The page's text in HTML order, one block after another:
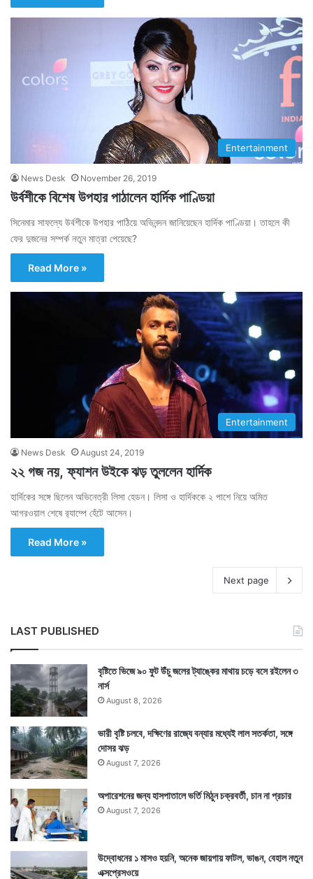
Entertainment
News Desk November 26, 2019
উর্বশীকে বিশেষ উপহার পাঠালেন হার্দিক পাণ্ডিয়া
সিনেমার সাফল্যে উর্বশীকে উপহার পাঠিয়ে অভিনন্দন জানিয়েছেন হার্দিক পাণ্ডিয়া। তাহলে কী
ফের দুজনের সম্পর্ক নতুন মাত্রা পেয়েছে?
Read More »
Entertainment
News Desk August 24, 2019
২২ গজ নয়, ফ্যাশন উইকে ঝড় তুললেন হার্দিক
হার্দিকের সঙ্গে ছিলেন অভিনেত্রী লিসা হেডন। লিসা ও হার্দিককে ২ পাশে নিয়ে অমিত
আগরওয়াল শেষে ব়্যাম্পে হেঁটে আসেন।
Read More »
Next page
LAST PUBLISHED
বৃষ্টিতে ভিজে ৯০ ফুট উঁচু জলের ট্যাঙ্কের মাথায় চড়ে বসে রইলেন ৩
নার্স
August 8, 2026
ভারী বৃষ্টি চলবে, দক্ষিণের রাজ্যে বন্যার মধ্যেই লাল সতর্কতা, সঙ্গে
দোসর ঝড়
August 7, 2026
অপারেশনের জন্য হাসপাতালে ভর্তি মিঠুন চক্রবর্তী, চান না প্রচার
August 7, 2026
উদ্বোধনের ১ মাসও হয়নি, অনেক জায়গায় ফাটল, ভাঙন, বেহাল নতুন
এক্সপ্রেসওয়ে